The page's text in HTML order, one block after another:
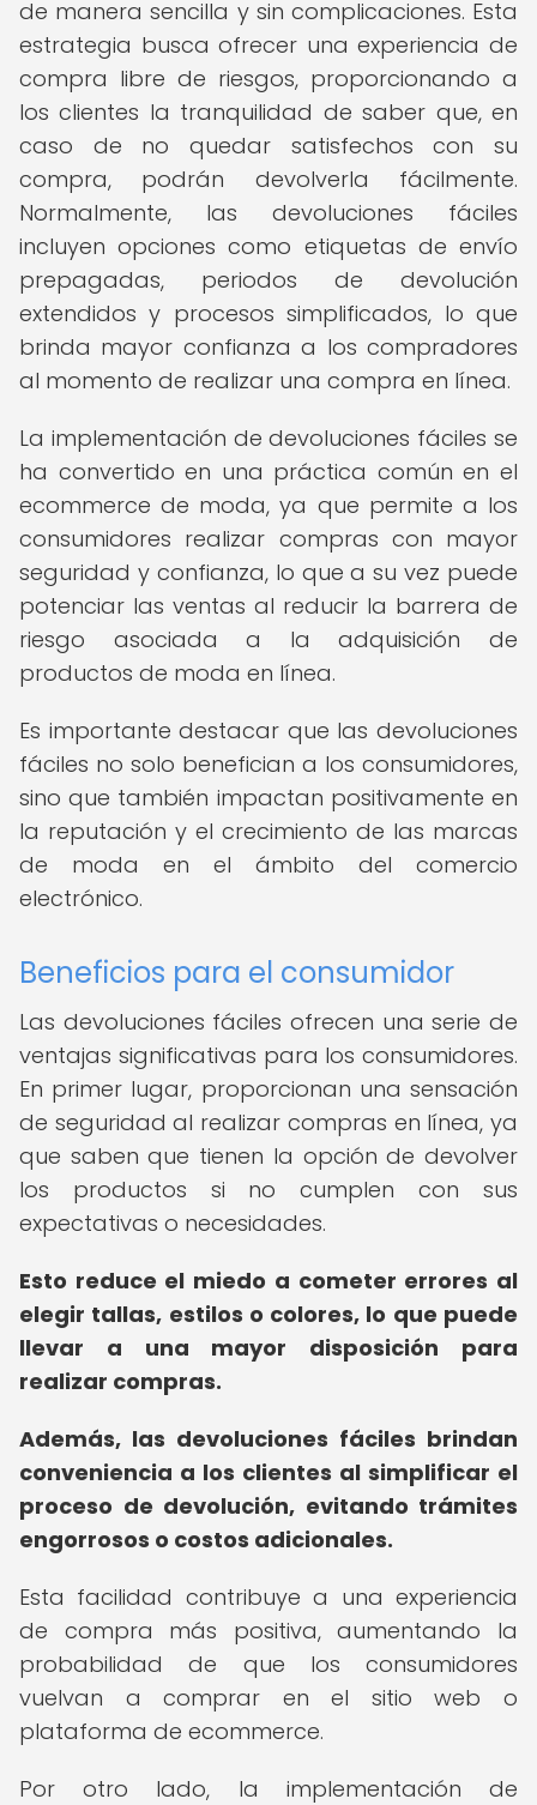
de manera sencilla y sin complicaciones. Esta
estrategia busca ofrecer una experiencia de
compra libre de riesgos, proporcionando a
los clientes la tranquilidad de saber que, en
caso de no quedar satisfechos con su
compra, podrán devolverla fácilmente.
Normalmente, las devoluciones fáciles
incluyen opciones como etiquetas de envío
prepagadas, periodos de devolución
extendidos y procesos simplificados, lo que
brinda mayor confianza a los compradores
al momento de realizar una compra en línea.
La implementación de devoluciones fáciles se
ha convertido en una práctica común en el
ecommerce de moda, ya que permite a los
consumidores realizar compras con mayor
seguridad y confianza, lo que a su vez puede
potenciar las ventas al reducir la barrera de
riesgo asociada a la adquisición de
productos de moda en línea.
Es importante destacar que las devoluciones
fáciles no solo benefician a los consumidores,
sino que también impactan positivamente en
la reputación y el crecimiento de las marcas
de moda en el ámbito del comercio
electrónico.
Beneficios para el consumidor
Las devoluciones fáciles ofrecen una serie de
ventajas significativas para los consumidores.
En primer lugar, proporcionan una sensación
de seguridad al realizar compras en línea, ya
que saben que tienen la opción de devolver
los productos si no cumplen con sus
expectativas o necesidades.
Esto reduce el miedo a cometer errores al
elegir tallas, estilos o colores, lo que puede
llevar a una mayor disposición para
realizar compras.
Además, las devoluciones fáciles brindan
conveniencia a los clientes al simplificar el
proceso de devolución, evitando trámites
engorrosos o costos adicionales.
Esta facilidad contribuye a una experiencia
de compra más positiva, aumentando la
probabilidad de que los consumidores
vuelvan a comprar en el sitio web o
plataforma de ecommerce.
Por otro lado, la implementación de